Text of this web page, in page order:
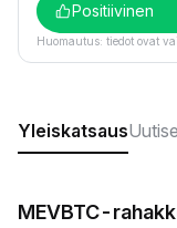
Positiivinen
Huomautus: tiedot ovat
Yleiskatsaus
MEVBTC-